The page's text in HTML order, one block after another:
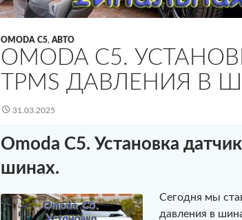
OMODA C5, АВТО
OMODA C5.
TPMS ДАВЛЕНИЯ В
31.03.2025
Omoda C5. Установка
шинах.
Сегодня мы
давления в